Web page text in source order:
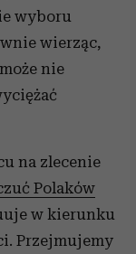
wyboru
wierząc,
nie
na zlecenie
Polaków
w kierunku
Przejmujemy